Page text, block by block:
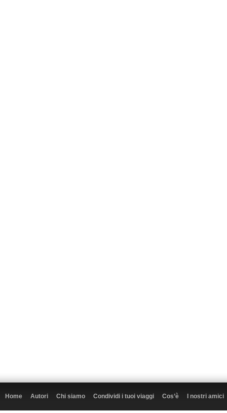
Home Autori Chi siamo Condividi i tuoi viaggi Cos’è I nostri amici